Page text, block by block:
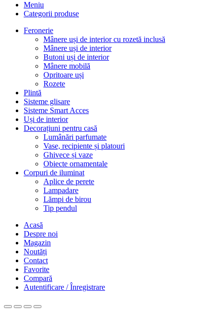
Meniu
Categorii produse
Feronerie
Mânere uși de interior cu rozetă inclusă
Mânere uși de interior
Butoni uși de interior
Mânere mobilă
Opritoare uși
Rozete
Plintă
Sisteme glisare
Sisteme Smart Acces
Uși de interior
Decorațiuni pentru casă
Lumânări parfumate
Vase, recipiente și platouri
Ghivece și vaze
Obiecte ornamentale
Corpuri de iluminat
Aplice de perete
Lampadare
Lămpi de birou
Tip pendul
Acasă
Despre noi
Magazin
Noutăți
Contact
Favorite
Compară
Autentificare / Înregistrare